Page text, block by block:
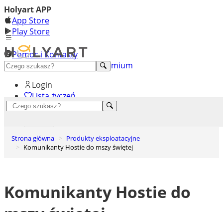
Holyart APP
App Store
Play Store
Pomoc i Kontakty
+48 222 922 860
Odkryj premium
Login
Lista życzeń
Strona główna
Produkty eksploatacyjne
Komunikanty Hostie do mszy świętej
Komunikanty Hostie do